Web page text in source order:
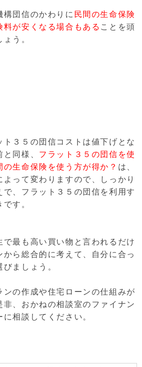
構団信のかわりに 民間の生命保険
料が安くなる場合もある ことを頭
う。
ト３５の団信コストは値下げとな
同様、 フラット３５の団信を使
の生命保険を使う方が得か？ は、
よって変わりますので、しっかり
で、フラット３５の団信を利用す
す。
で最も高い買い物と言われるだけ
から総合的に考えて、自分に合っ
ましょう。
ンの作成や住宅ローンの仕組みが
非、おかねの相談室のファイナン
相談してください。